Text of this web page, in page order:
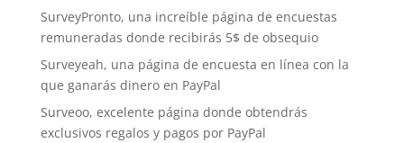
SurveyPronto, una increíble página de encuestas
remuneradas donde recibirás 5$ de obsequio
Surveyeah, una página de encuesta en línea con la
que ganarás dinero en PayPal
Surveoo, excelente página donde obtendrás
exclusivos regalos y pagos por PayPal